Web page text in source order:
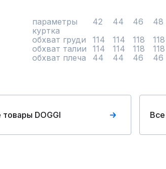
параметры	42	44	46	48
куртка
обхват груди	114	114	118	118
обхват талии	114	114	118	118
обхват плеча	44	44	46	46
товары DOGGI